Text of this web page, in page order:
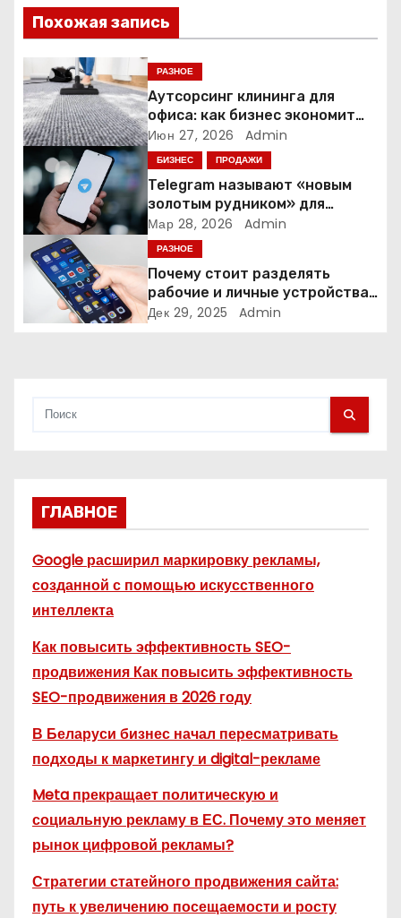
и
я
п
о
з
а
п
и
с
Похожая запись
РАЗНОЕ
Аутсорсинг клининга для
офиса: как бизнес экономит
время и деньги на уборке
Июн 27, 2026 Admin
БИЗНЕС ПРОДАЖИ
Telegram называют «новым
золотым рудником» для
креаторов: как блогеры
создают онлайн-бизнес
Мар 28, 2026 Admin
РАЗНОЕ
Почему стоит разделять
рабочие и личные устройства
— и чем опасно всё смешивать
Дек 29, 2025 Admin
ГЛАВНОЕ
Google расширил маркировку рекламы,
созданной с помощью искусственного
интеллекта
Как повысить эффективность SEO-
продвижения Как повысить эффективность
SEO-продвижения в 2026 году
В Беларуси бизнес начал пересматривать
подходы к маркетингу и digital-рекламе
Meta прекращает политическую и
социальную рекламу в ЕС. Почему это меняет
рынок цифровой рекламы?
Стратегии статейного продвижения сайта:
путь к увеличению посещаемости и росту